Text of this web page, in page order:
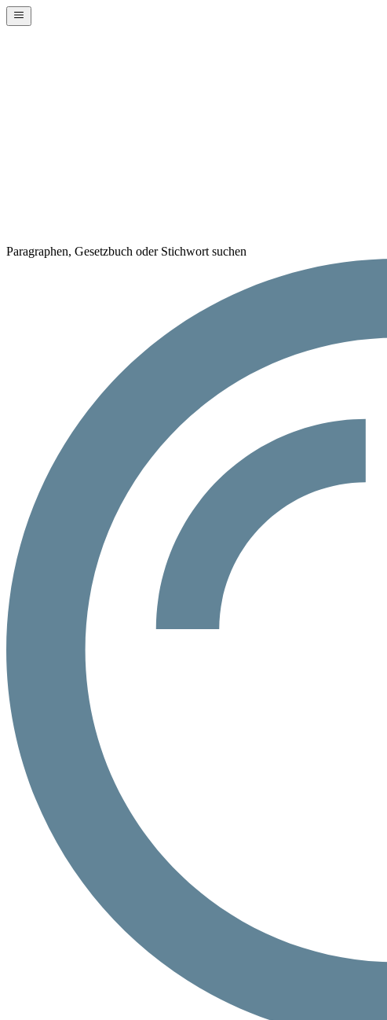
Paragraphen, Gesetzbuch oder Stichwort suchen